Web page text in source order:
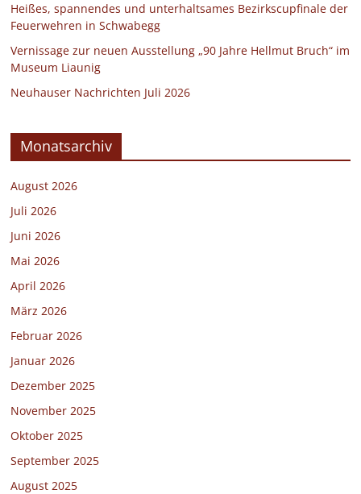
Heißes, spannendes und unterhaltsames Bezirkscupfinale der
Feuerwehren in Schwabegg
Vernissage zur neuen Ausstellung „90 Jahre Hellmut Bruch“ im
Museum Liaunig
Neuhauser Nachrichten Juli 2026
Monatsarchiv
August 2026
Juli 2026
Juni 2026
Mai 2026
April 2026
März 2026
Februar 2026
Januar 2026
Dezember 2025
November 2025
Oktober 2025
September 2025
August 2025